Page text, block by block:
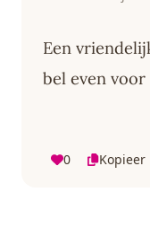
Een
bel even voor
0 Kopieer